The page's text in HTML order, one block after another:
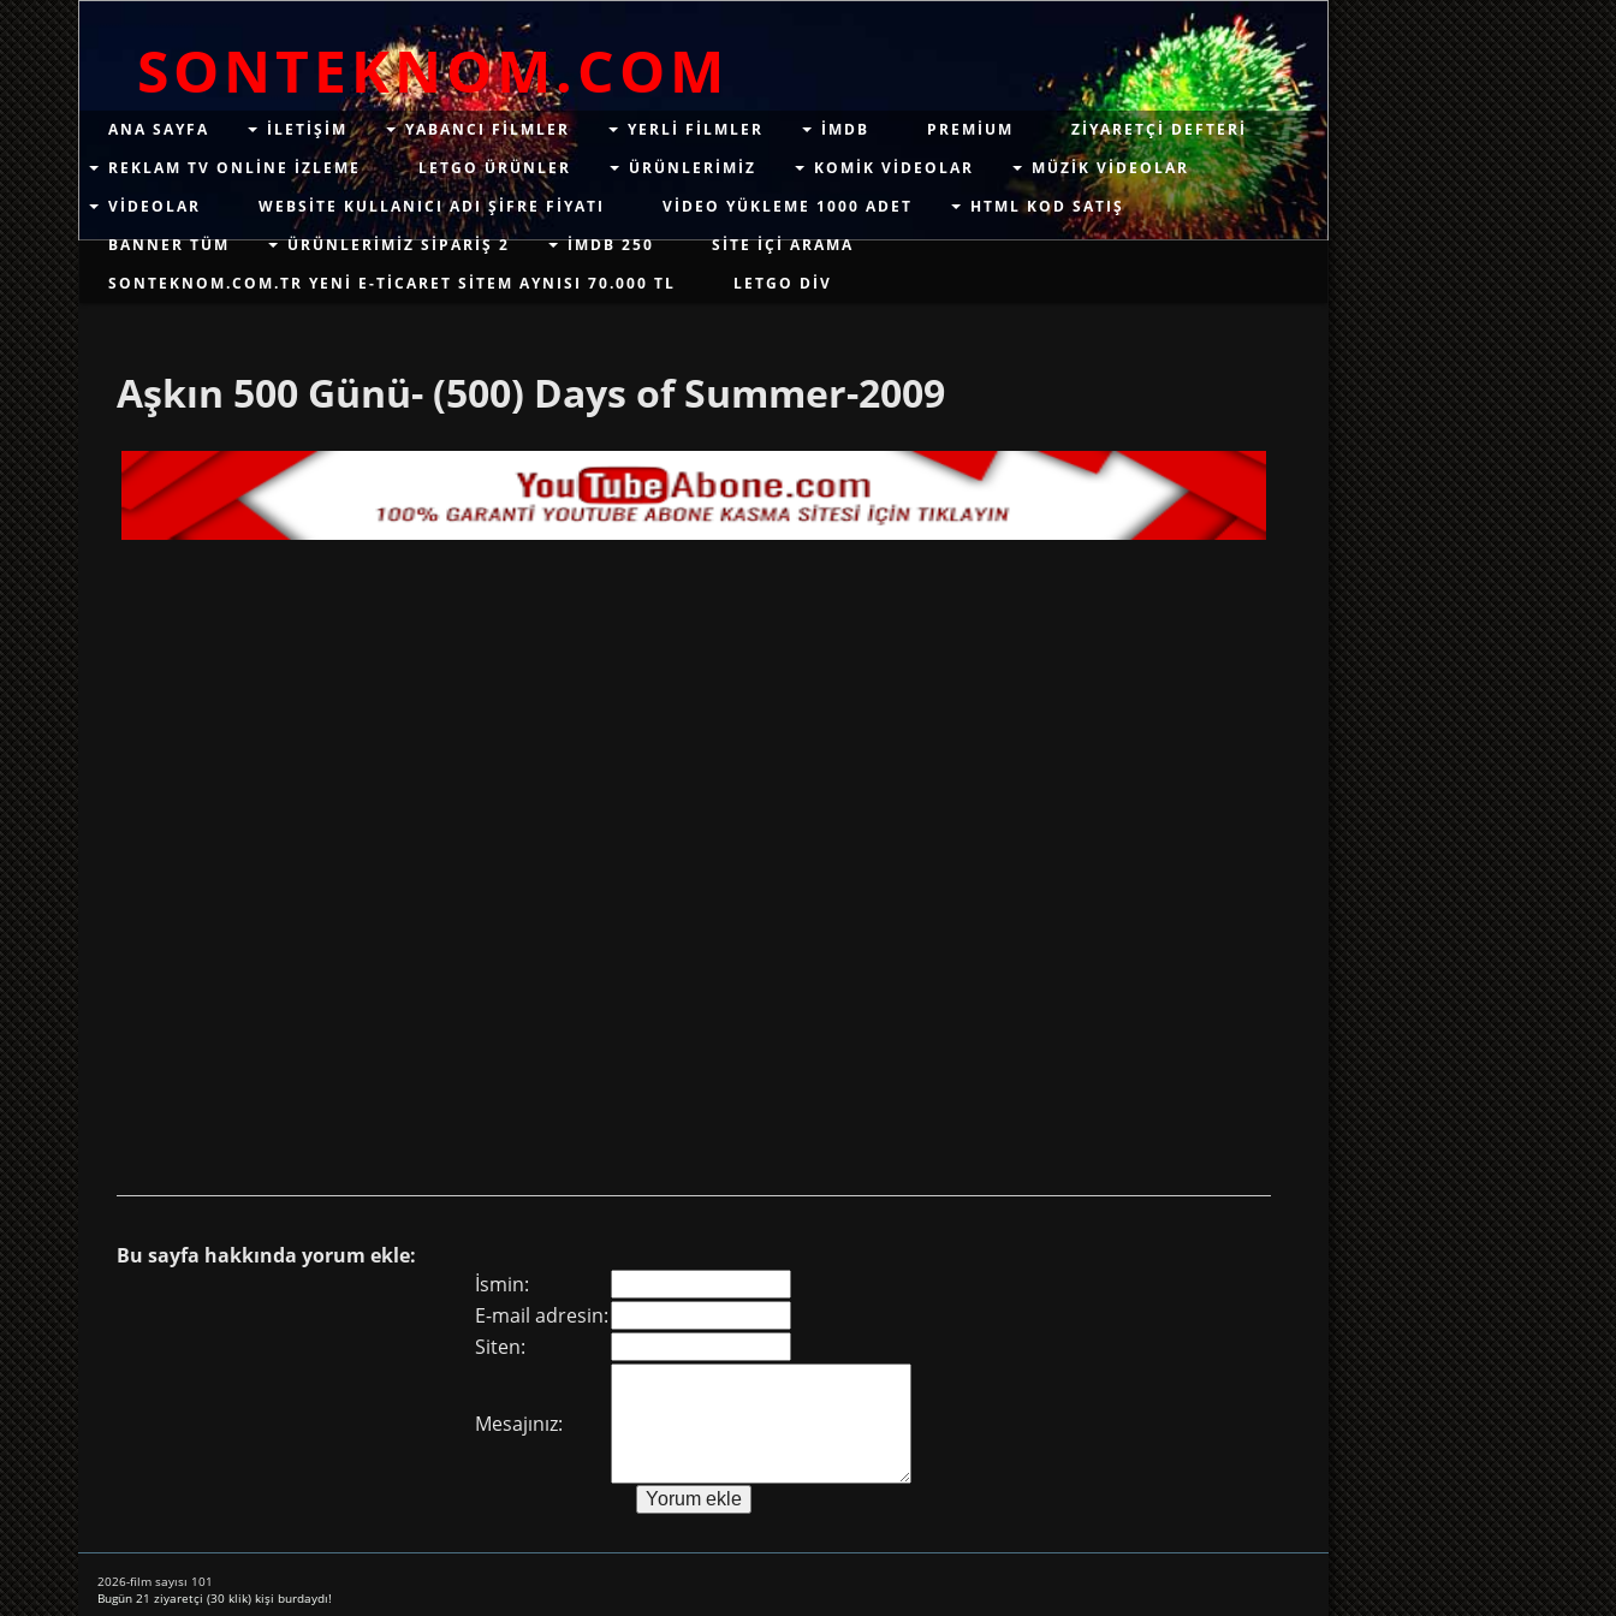
SONTEKNOM.COM
ANA SAYFA ILETIŞIM YABANCI FILMLER YERLI FILMLER IMDB PREMIUM
ZIYARETÇI DEFTERI
REKLAM TV ONLINE IZLEME
LETGO ÜRÜNLER ÜRÜNLERIMIZ KOMIK VIDEOLAR
MÜZIK VIDEOLAR
VIDEOLAR
WEBSITE KULLANICI ADI ŞIFRE FIYATI VIDEO YÜKLEME 1000 ADET
HTML KOD SATIŞ
BANNER TÜM
ÜRÜNLERIMIZ SIPARIŞ 2 İMDB 250
SITE IÇI ARAMA
SONTEKNOM.COM.TR YENI E-TICARET SITEM AYNISI 70.000 TL
LETGO DIV
Aşkın 500 Günü- (500) Days of Summer-2009
Bu sayfa hakkında yorum ekle:
İsmin:
E-mail adresin:
Siten:
Mesajınız:
2026-film sayısı 101
Bugün 21 ziyaretçi (30 klik) kişi burdaydı!